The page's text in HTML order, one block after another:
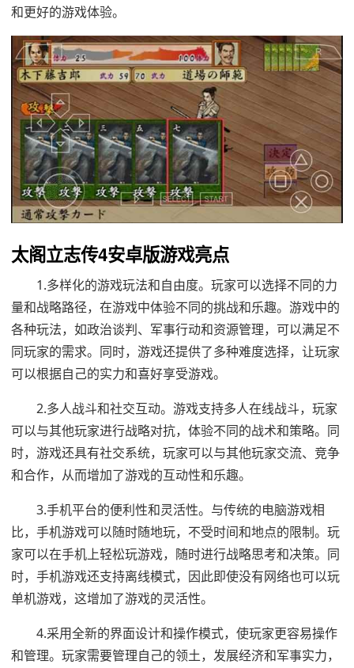
和更好的游戏体验。
太阁立志传4安卓版游戏亮点
1.多样化的游戏玩法和自由度。玩家可以选择不同的力
量和战略路径，在游戏中体验不同的挑战和乐趣。游戏中的
各种玩法，如政治谈判、军事行动和资源管理，可以满足不
同玩家的需求。同时，游戏还提供了多种难度选择，让玩家
可以根据自己的实力和喜好享受游戏。
2.多人战斗和社交互动。游戏支持多人在线战斗，玩家
可以与其他玩家进行战略对抗，体验不同的战术和策略。同
时，游戏还具有社交系统，玩家可以与其他玩家交流、竞争
和合作，从而增加了游戏的互动性和乐趣。
3.手机平台的便利性和灵活性。与传统的电脑游戏相
比，手机游戏可以随时随地玩，不受时间和地点的限制。玩
家可以在手机上轻松玩游戏，随时进行战略思考和决策。同
时，手机游戏还支持离线模式，因此即使没有网络也可以玩
单机游戏，这增加了游戏的灵活性。
4.采用全新的界面设计和操作模式，使玩家更容易操作
和管理。玩家需要管理自己的领土，发展经济和军事实力，